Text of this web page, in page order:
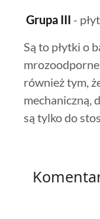
Grupa III -
Są to płytki o
również tym,
mechaniczną,
są tylko do